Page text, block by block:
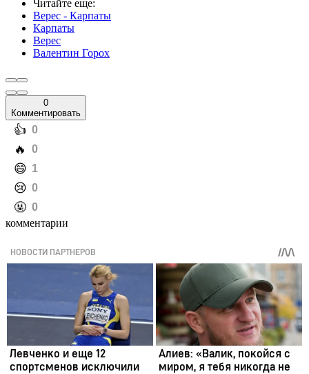
Читайте еще:
Верес - Карпаты
Карпаты
Верес
Валентин Горох
0
Комментировать
️👍 0
️🔥 0
️😄 1
️😢 0
️🤬 0
комментарии